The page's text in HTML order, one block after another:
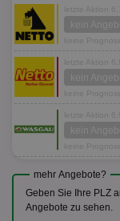
letzte Aktion
kein
keine
letzte Aktion
kein
keine
letzte Aktion
kein
keine
mehr Angebote?
Geben Sie Ihre PLZ
Angebote zu sehen.